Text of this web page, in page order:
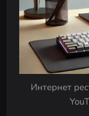
Интернет